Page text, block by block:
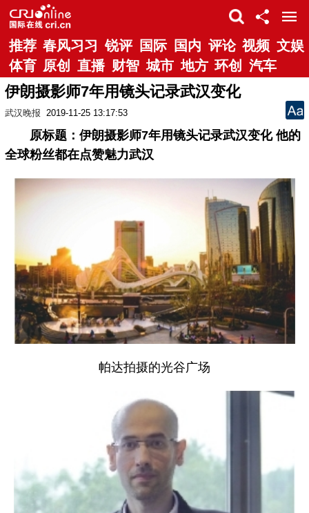
推荐 春风习习 锐评 国际 国内 评论 视频 文娱
体育 原创 直播 财智 城市 地方 环创 汽车
伊朗摄影师7年用镜头记录武汉变化
武汉晚报 2019-11-25 13:17:53
原标题：伊朗摄影师7年用镜头记录武汉变化 他的
全球粉丝都在点赞魅力武汉
帕达拍摄的光谷广场